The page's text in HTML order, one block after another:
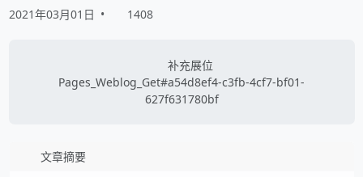
2021年03月01日 • 1408
补充展位
Pages_Weblog_Get#a54d8ef4-c3fb-4cf7-bf01-
627f631780bf
文章摘要